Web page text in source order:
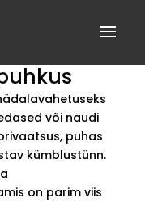
või naudi
puhas
kümblustünn.
on parim viis